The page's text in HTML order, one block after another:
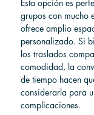
Esta opción es
grupos con mucho
ofrece amplio
personalizado. Si
los traslados
comodidad, la
de tiempo hacen
considerarla para
complicaciones.